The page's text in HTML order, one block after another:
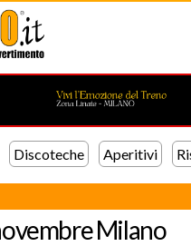
Discoteche Aperitivi
Milano